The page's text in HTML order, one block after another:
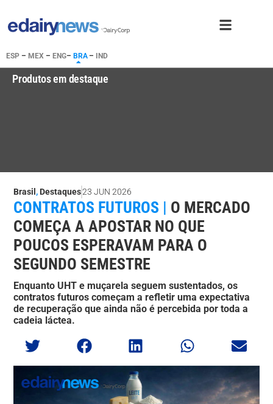
ESP – MEX – ENG– BRA– IND
Produtos em destaque
Brasil , Destaques23 JUN 2026
CONTRATOS FUTUROS | O MERCADO
COMEÇA A APOSTAR NO QUE
POUCOS ESPERAVAM PARA O
SEGUNDO SEMESTRE
Enquanto UHT e muçarela seguem sustentados, os
contratos futuros começam a refletir uma expectativa
de recuperação que ainda não é percebida por toda a
cadeia láctea.